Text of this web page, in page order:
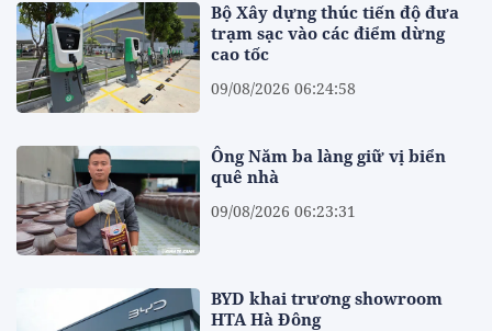
Bộ Xây dựng thúc tiến độ đưa
trạm sạc vào các điểm dừng
cao tốc
09/08/2026 06:24:58
Ông Năm ba làng giữ vị biển
quê nhà
09/08/2026 06:23:31
BYD khai trương showroom
HTA Hà Đông